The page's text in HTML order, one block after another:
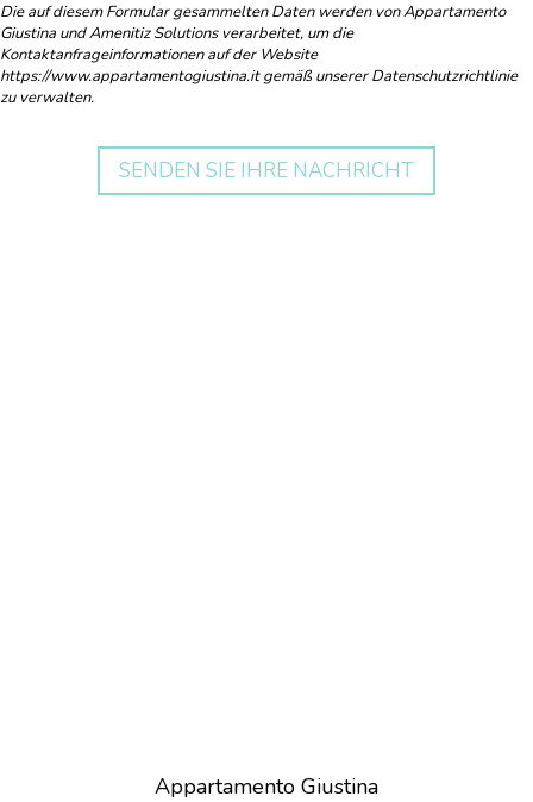
Die auf diesem Formular gesammelten Daten werden von Appartamento
Giustina und Amenitiz Solutions verarbeitet, um die
Kontaktanfrageinformationen auf der Website
https://www.appartamentogiustina.it gemäß unserer Datenschutzrichtlinie
zu verwalten.
Appartamento Giustina